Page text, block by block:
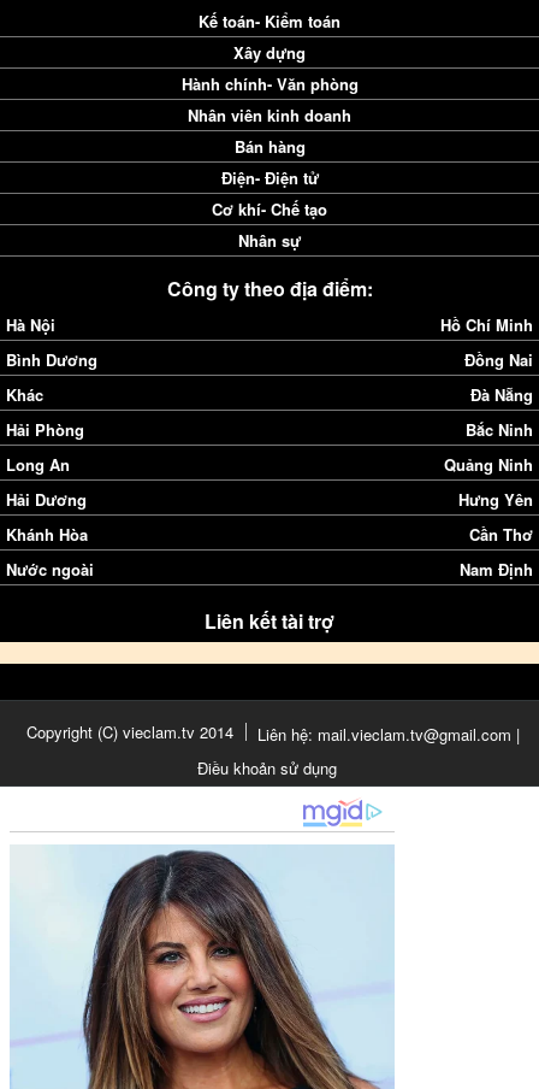
Kế toán- Kiểm toán
Xây dựng
Hành chính- Văn phòng
Nhân viên kinh doanh
Bán hàng
Điện- Điện tử
Cơ khí- Chế tạo
Nhân sự
Công ty theo địa điểm:
Hà Nội
Hồ Chí Minh
Bình Dương
Đồng Nai
Khác
Đà Nẵng
Hải Phòng
Bắc Ninh
Long An
Quảng Ninh
Hải Dương
Hưng Yên
Khánh Hòa
Cần Thơ
Nước ngoài
Nam Định
Liên kết tài trợ
Copyright (C) vieclam.tv 2014
Liên hệ: mail.vieclam.tv@gmail.com |
Điều khoản sử dụng